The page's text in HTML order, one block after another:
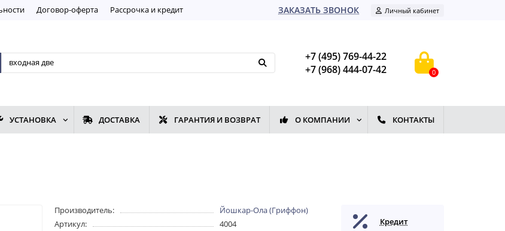
Договор-оферта Рассрочка и кредит ЗАКАЗАТЬ ЗВОНОК Личный кабинет
+7 (495) 769-44-22
+7 (968) 444-07-42
0
УСТАНОВКА ДОСТАВКА ГАРАНТИЯ И ВОЗВРАТ О КОМПАНИИ КОНТАКТЫ
Производитель:
Йошкар-Ола (Гриффон)
Артикул:
4004 Кредит